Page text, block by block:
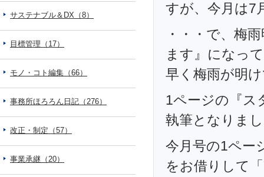
すが、今月は7
・・・で、梅
ます』になっ
早く梅雨が明
1ページの『ス
執筆となりま
今月号の1ペー
をお借りして
サステナブル＆DX（8）
目標管理（17）
モノ・コト編集（66）
事務所ほろろん日記（276）
改正・制定（57）
事業承継（20）